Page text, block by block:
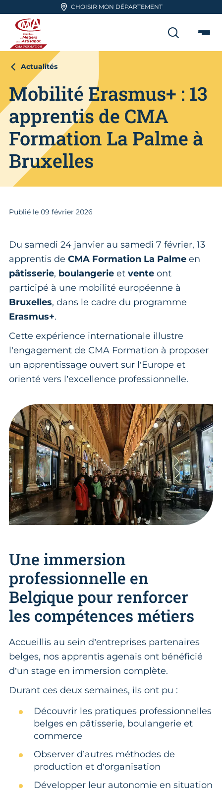
Aller en haut de pageCHOISIR MON DÉPARTEMENT
CMA FORMATION
Actualités
Mobilité Erasmus+ : 13
apprentis de CMA
Formation La Palme à
Bruxelles
Publié le 09 février 2026
Du samedi 24 janvier au samedi 7 février, 13
apprentis de CMA Formation La Palme en
pâtisserie, boulangerie et vente ont
participé à une mobilité européenne à
Bruxelles, dans le cadre du programme
Erasmus+.
Cette expérience internationale illustre
l’engagement de CMA Formation à proposer
un apprentissage ouvert sur l’Europe et
orienté vers l’excellence professionnelle.
Une immersion
professionnelle en
Belgique pour renforcer
les compétences métiers
Accueillis au sein d’entreprises partenaires
belges, nos apprentis agenais ont bénéficié
d’un stage en immersion complète.
Durant ces deux semaines, ils ont pu :
Découvrir les pratiques professionnelles
belges en pâtisserie, boulangerie et
commerce
Observer d’autres méthodes de
production et d’organisation
Développer leur autonomie en situation